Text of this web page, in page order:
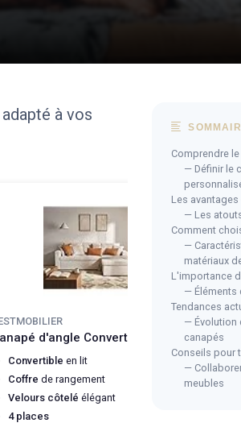
à vos
d'angle Convertible Cyrus
Convertible en lit
Coffre de rangement
Velours côtelé élégant
4 places
Comprendre
— Définir le
Les
— Les
Comment
—
matériaux
L'importance
— Éléments
Tendances
— Évolution
canapés
Conseils pour
—
meubles